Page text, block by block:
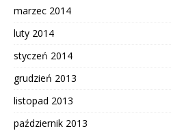
marzec 2014
luty 2014
styczeń 2014
grudzień 2013
listopad 2013
październik 2013